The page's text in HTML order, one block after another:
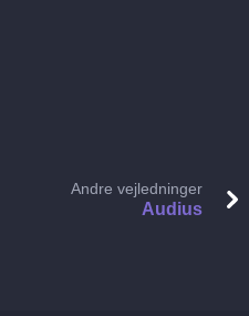
Andre vejledninger
Audius